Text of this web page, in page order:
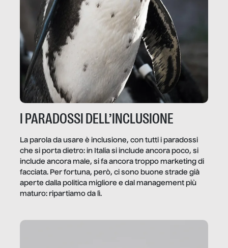
I PARADOSSI DELL’INCLUSIONE
La parola da usare è inclusione, con tutti i paradossi
che si porta dietro: in Italia si include ancora poco, si
include ancora male, si fa ancora troppo marketing di
facciata. Per fortuna, però, ci sono buone strade già
aperte dalla politica migliore e dal management più
maturo: ripartiamo da lì.